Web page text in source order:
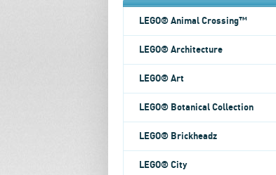
LEGO® Animal Crossing™
LEGO® Architecture
LEGO® Art
LEGO® Botanical Collection
LEGO® Brickheadz
LEGO® City